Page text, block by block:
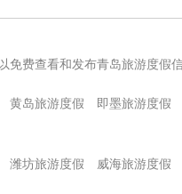
费查看和发布青岛旅游度假信
黄岛旅游度假 即墨旅游度假
潍坊旅游度假 威海旅游度假